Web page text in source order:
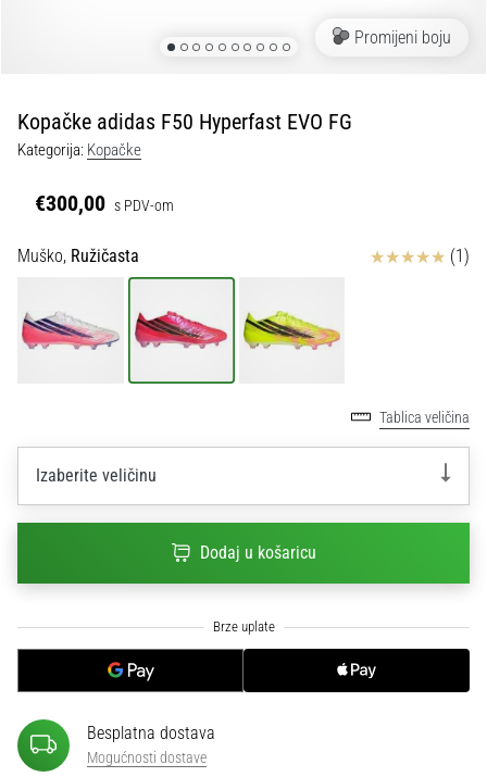
1. 7. 2025
1 min. čitanja
Play
Victories
EURO
2025
sa
službenim
Nike,
adidas
PUMA.
Budi
dio
svake
Promijeni boju
Kopačke adidas F50 Hyperfast EVO FG
Kategorija: Kopačke
€300,00 s PDV-om
Muško, Ružičasta Ocjena proizvoda
(1)
Tablica veličina
Izaberite veličinu
Dodaj u košaricu
Besplatna dostava
Mogućnosti dostave